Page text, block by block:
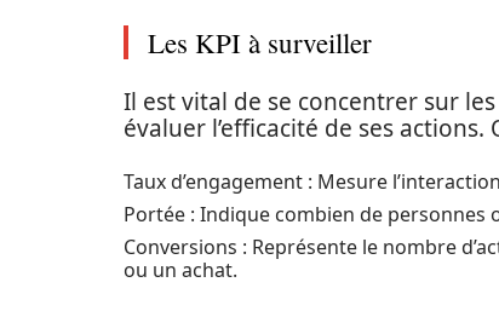
Les KPI à surveiller
Il est vital de se concentrer sur
évaluer l’efficacité de ses
Taux d’engagement : Mesure
Portée : Indique combien de personnes
Conversions : Représente le nombre
ou un achat.